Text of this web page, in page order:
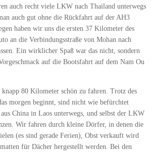
auch recht viele LKW nach Thailand unterwegs
auch gut ohne die Rückfahrt auf der AH3
haben wir uns die ersten 37 Kilometer des
an die Verbindungsstraße von Mohan nach
Ein wirklicher Spaß war das nicht, sondern
auf die Bootsfahrt auf dem Nam Ou
80 Kilometer schön zu fahren. Trotz des
morgen beginnt, sind nicht wie befürchtet
China in Laos unterwegs, und selbst der LKW
Wir fahren durch kleine Dörfer, in denen die
(es sind gerade Ferien), Obst verkauft wird
für Dächer hergestellt werden. Bei den